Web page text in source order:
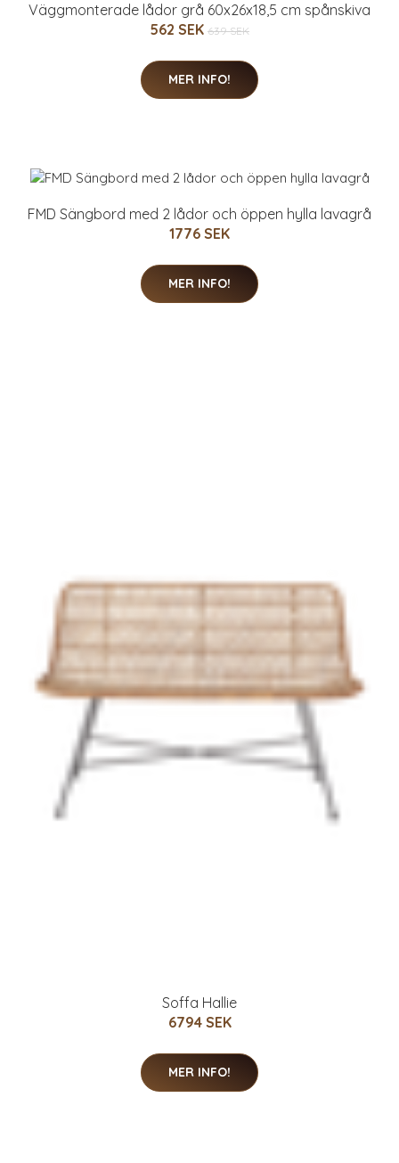
Väggmonterade lådor grå 60x26x18,5 cm spånskiva
562 SEK 639 SEK
MER INFO!
FMD Sängbord med 2 lådor och öppen hylla lavagrå
1776 SEK
MER INFO!
Soffa Hallie
6794 SEK
MER INFO!